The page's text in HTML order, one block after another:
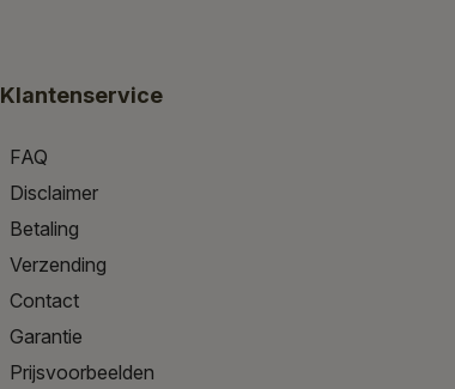
Klantenservice
FAQ
Disclaimer
Betaling
Verzending
Contact
Garantie
Prijsvoorbeelden